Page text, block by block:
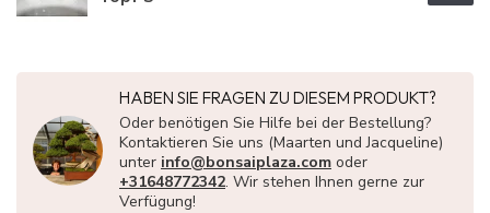
HABEN SIE FRAGEN ZU DIESEM PRODUKT?
Oder benötigen Sie Hilfe bei der Bestellung?
Kontaktieren Sie uns (Maarten und Jacqueline)
unter info@bonsaiplaza.com oder
+31648772342. Wir stehen Ihnen gerne zur
Verfügung!